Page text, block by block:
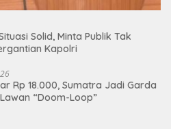
Solid, Minta Publik Tak
Kapolri
Rp 18.000, Sumatra Jadi Garda
“Doom-Loop”